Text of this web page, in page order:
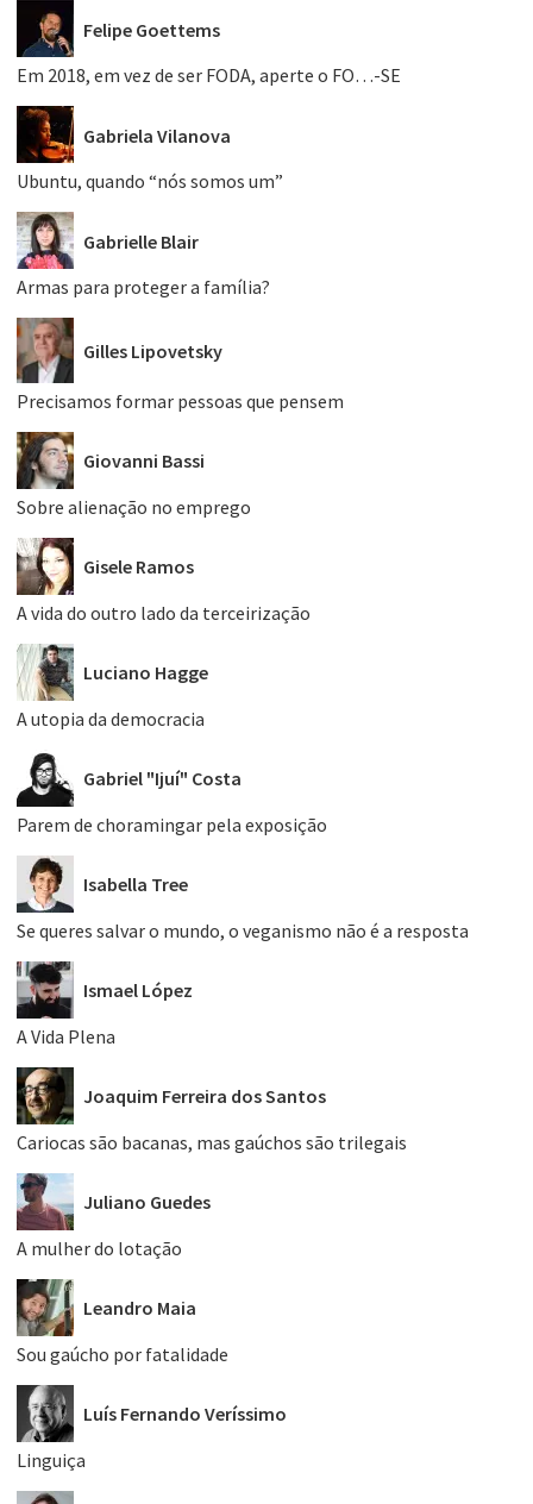
Felipe Goettems
Em 2018, em vez de ser FODA, aperte o FO…-SE
Gabriela Vilanova
Ubuntu, quando “nós somos um”
Gabrielle Blair
Armas para proteger a família?
Gilles Lipovetsky
Precisamos formar pessoas que pensem
Giovanni Bassi
Sobre alienação no emprego
Gisele Ramos
A vida do outro lado da terceirização
Luciano Hagge
A utopia da democracia
Gabriel "Ijuí" Costa
Parem de choramingar pela exposição
Isabella Tree
Se queres salvar o mundo, o veganismo não é a resposta
Ismael López
A Vida Plena
Joaquim Ferreira dos Santos
Cariocas são bacanas, mas gaúchos são trilegais
Juliano Guedes
A mulher do lotação
Leandro Maia
Sou gaúcho por fatalidade
Luís Fernando Veríssimo
Linguiça